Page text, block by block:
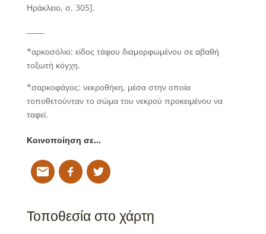
Ηράκλειο, σ. 305].
*αρκοσόλιο: είδος τάφου διαμορφωμένου σε αβαθή
τοξωτή κόγχη.
*σαρκοφάγος: νεκροθήκη, μέσα στην οποία
τοποθετούνταν το σώμα του νεκρού προκειμένου να
ταφεί.
Κοινοποίηση σε…
Τοποθεσία στο χάρτη